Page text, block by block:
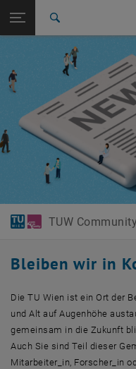
TU Login
Quicklinks
Quicklinks-Menü umschalten
Studium
International
Karriere
Zur 1. Menü Ebene
TUW Community
Zurück: Subseiten von
Zurück zur letzten Ebene:
TUW Community
News & Events
TUW Community
Bleiben wir in
Die TU Wien ist ein Ort der
und Alt auf Augenhöhe
gemeinsam in die Zukunft
Auch Sie sind Teil dieser
Mitarbeiter_in, Forscher_in